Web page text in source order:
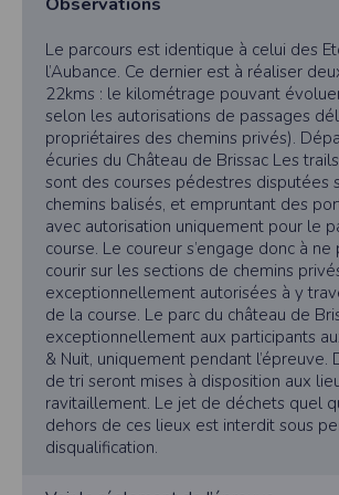
Le parcours est identique à celui des
l’Aubance. Ce dernier est à réaliser
22kms : le kilométrage pouvant
selon les autorisations de passages
propriétaires des chemins privés).
écuries du Château de Brissac Les
sont des courses pédestres disputées
chemins balisés, et empruntant des
avec autorisation uniquement pour le
course. Le coureur s’engage donc à
courir sur les sections de chemins
exceptionnellement autorisées à y
de la course. Le parc du château de
exceptionnellement aux participants
& Nuit, uniquement pendant l’épreuve.
de tri seront mises à disposition aux
ravitaillement. Le jet de déchets quel
dehors de ces lieux est interdit sous
disqualification.
vous disposez d’un droit d’accès et de rectification
Vous pouvez accèder aux informations vous concernant
.Vous pouvez également, pour des motifs légitimes,
des données vous concernant.
Conditions générales d'utilisation
l'application Timepulse :
POLITIQUE DE CONFIDENTIALITÉ DE
Informations sur la localisation
Nous collectons et traitons les informations de
inscrivez et utilisez les services. Conformément
confidentialité, nous ne suivons pas la localisation de
vous n'utilisez pas l'application, mais afin de
synchronisation de base, il est nécessaire de suivre
appareil lorsque vous utilisez l'application. Si vous
de la localisation de votre appareil, vous pouvez le
ajustant les paramètres de votre appareil.
Partage d'informations entre